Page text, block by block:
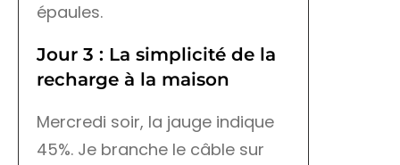
épaules.
Jour 3 : La simplicité de la
recharge à la maison
Mercredi soir, la jauge indique
45%. Je branche le câble sur